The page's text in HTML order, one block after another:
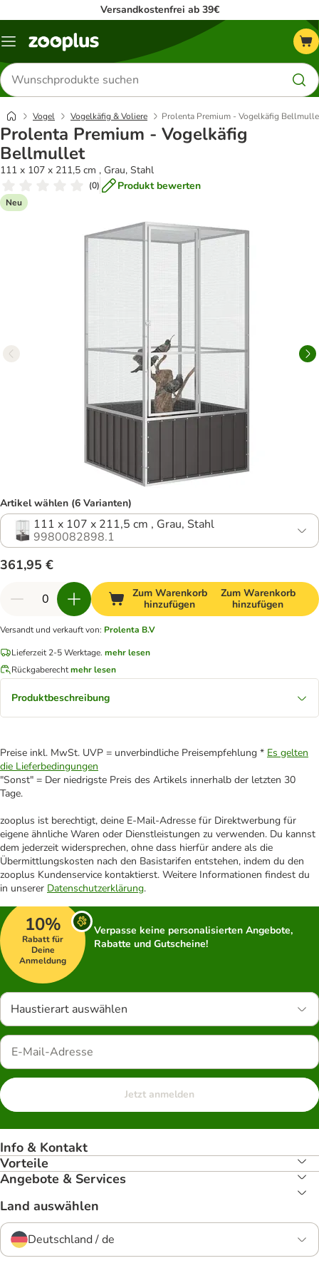
Versandkostenfrei ab 39€
Menü
Produkte
suchen
Vogel Vogelkäfig & Voliere Prolenta Premium - Vogelkäfig
Prolenta Premium - Vogelkäfig
Bellmullet
111 x 107 x 211,5 cm , Grau, Stahl
(0) Produkt bewerten
Neu
Artikel wählen (6 Varianten)
111 x 107 x 211,5 cm , Grau, Stahl
9980082898.1
361,95 €
Zum Warenkorb
hinzufügen
Zum Warenkorb
hinzufügen
Versandt und verkauft von: Prolenta B.V
Lieferzeit 2-5 Werktage. mehr lesen
Rückgaberechtmehr lesen
Produktbeschreibung
Preise inkl. MwSt. UVP = unverbindliche Preisempfehlung * Es gelten
die Lieferbedingungen
"Sonst" = Der niedrigste Preis des Artikels innerhalb der letzten 30
Tage.
zooplus ist berechtigt, deine E-Mail-Adresse für Direktwerbung für
eigene ähnliche Waren oder Dienstleistungen zu verwenden. Du kannst
dem jederzeit widersprechen, ohne dass hierfür andere als die
Übermittlungskosten nach den Basistarifen entstehen, indem du den
zooplus Kundenservice kontaktierst. Weitere Informationen findest du
in unserer Datenschutzerklärung.
10%
Rabatt für
Deine
Anmeldung
Verpasse keine personalisierten Angebote,
Rabatte und Gutscheine!
Haustierart auswählen
Jetzt anmelden
Info & Kontakt
Vorteile
Angebote & Services
Land auswählen
Deutschland / de